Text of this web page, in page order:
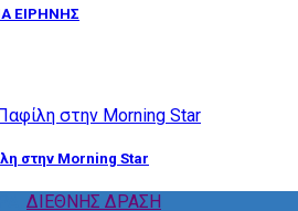
ΕΙΡΗΝΗΣ
στην Morning Star
ΔΙΕΘΝΗΣ ΔΡΑΣΗ